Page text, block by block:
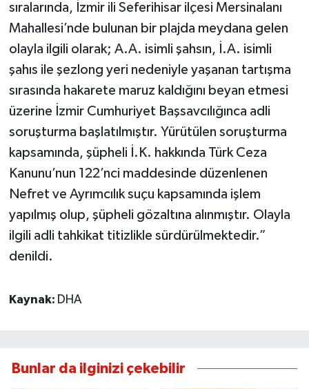
sıralarında, İzmir ili Seferihisar ilçesi Mersinalanı
Mahallesi’nde bulunan bir plajda meydana gelen
olayla ilgili olarak; A.A. isimli şahsın, İ.A. isimli
şahıs ile şezlong yeri nedeniyle yaşanan tartışma
sırasında hakarete maruz kaldığını beyan etmesi
üzerine İzmir Cumhuriyet Başsavcılığınca adli
soruşturma başlatılmıştır. Yürütülen soruşturma
kapsamında, şüpheli İ.K. hakkında Türk Ceza
Kanunu’nun 122’nci maddesinde düzenlenen
Nefret ve Ayrımcılık suçu kapsamında işlem
yapılmış olup, şüpheli gözaltına alınmıştır. Olayla
ilgili adli tahkikat titizlikle sürdürülmektedir.”
denildi.
Kaynak: DHA
Bunlar da ilginizi çekebilir